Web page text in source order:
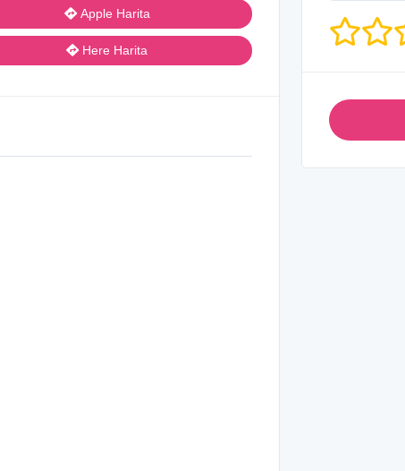
Apple Harita
Here Harita